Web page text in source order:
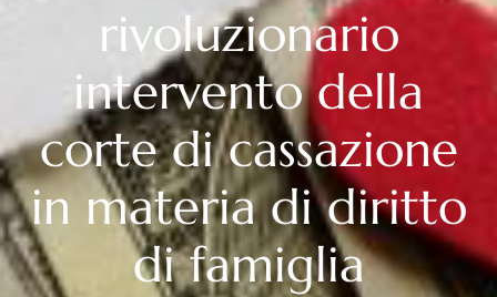
rivoluzionario
intervento della
corte di cassazione
in materia di diritto
di famiglia